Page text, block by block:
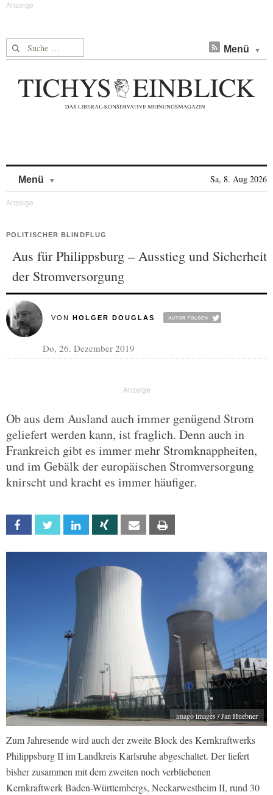
Suche nach: Menü
Menü Sa, 8. Aug 2026
POLITISCHER BLINDFLUG
Aus für Philippsburg – Ausstieg und Sicherheit
der Stromversorgung
VON HOLGER DOUGLAS
Do, 26. Dezember 2019
Ob aus dem Ausland auch immer genügend Strom
geliefert werden kann, ist fraglich. Denn auch in
Frankreich gibt es immer mehr Stromknappheiten,
und im Gebälk der europäischen Stromversorgung
knirscht und kracht es immer häufiger.
Facebook Twitter Linkedin Xing Email
imago images / Jan Huebner
Zum Jahresende wird auch der zweite Block des Kernkraftwerks
Philippsburg II im Landkreis Karlsruhe abgeschaltet. Der liefert
bisher zusammen mit dem zweiten noch verbliebenen
Kernkraftwerk Baden-Württembergs, Neckarwestheim II, rund 30